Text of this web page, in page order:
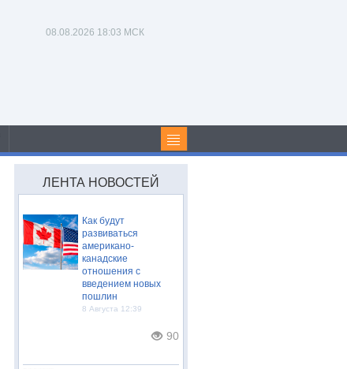
08.08.2026 18:03 МСК
ЛЕНТА НОВОСТЕЙ
Как будут
развиваться
американо-
канадские
отношения с
введением новых
пошлин
8 Августа 12:39
90